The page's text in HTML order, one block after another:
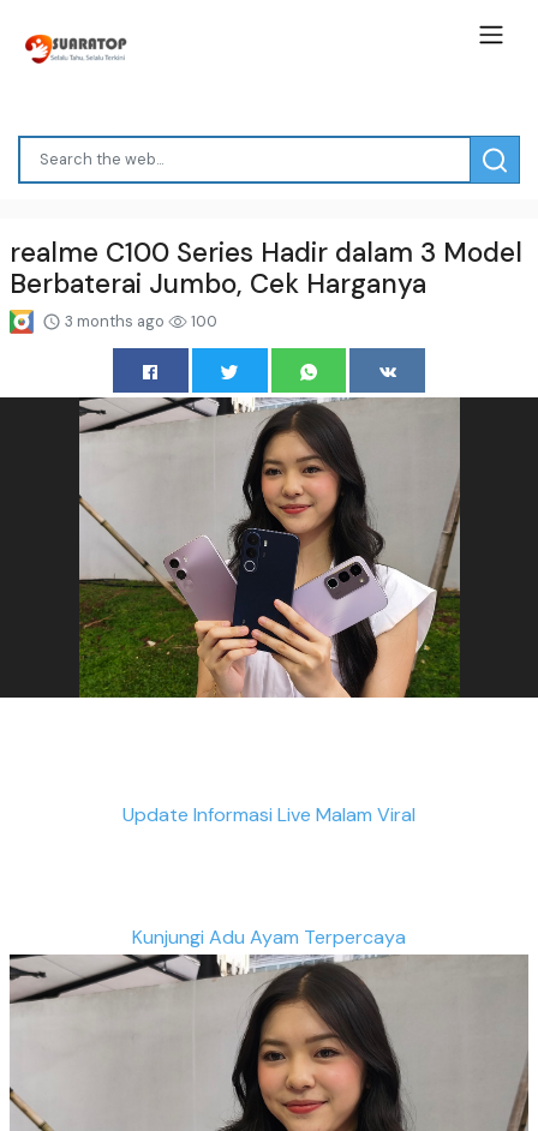
realme C100 Series Hadir dalam 3 Model
Berbaterai Jumbo, Cek Harganya
3 months ago 100
Update Informasi Live Malam Viral
Kunjungi Adu Ayam Terpercaya